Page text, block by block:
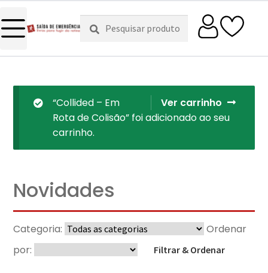
Pesquisar
por:
Pesquisa
Ver carrinho
“Collided – Em
Rota de Colisão” foi adicionado ao seu
carrinho.
Novidades
Categoria:
Ordenar
por:
Filtrar & Ordenar